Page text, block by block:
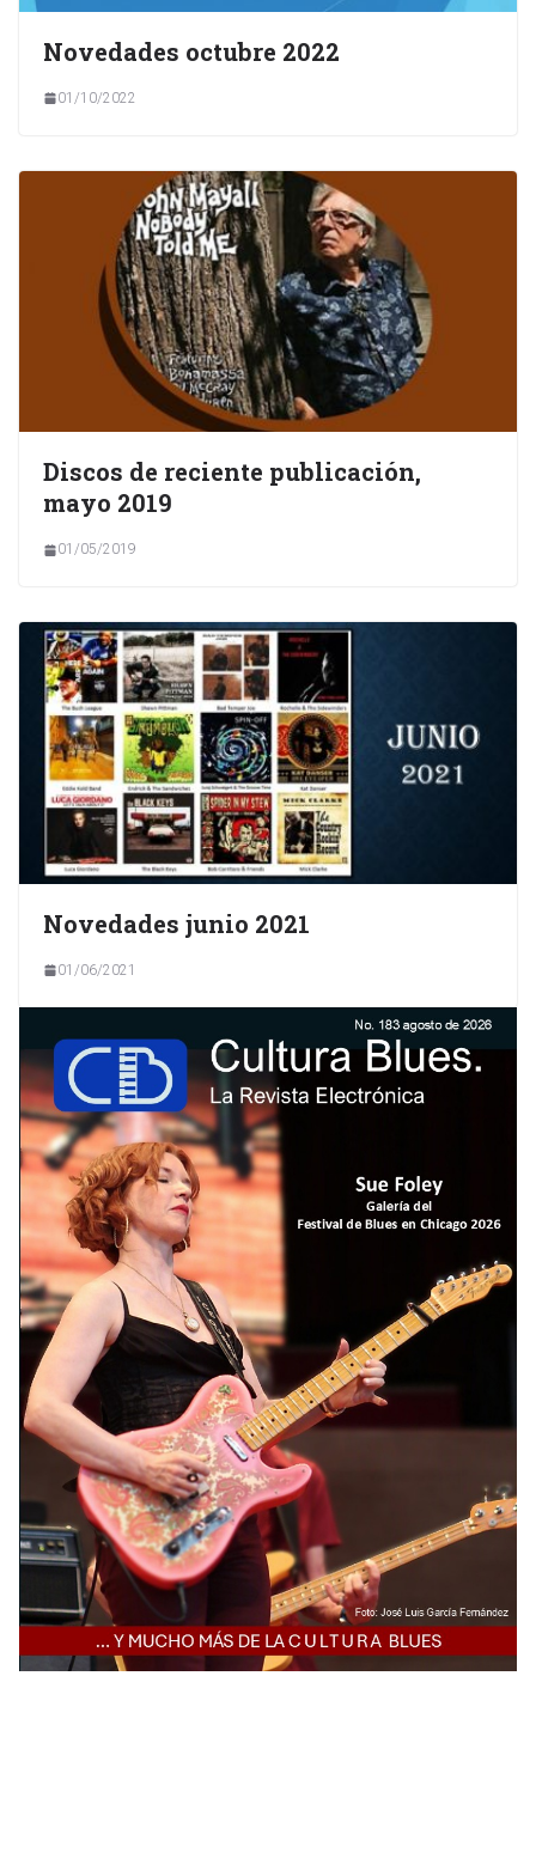
Novedades octubre 2022
01/10/2022
Discos de reciente publicación,
mayo 2019
01/05/2019
Novedades junio 2021
01/06/2021